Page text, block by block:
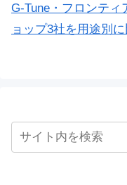
G-Tune・フロンティ
ョップ3社を用途別に